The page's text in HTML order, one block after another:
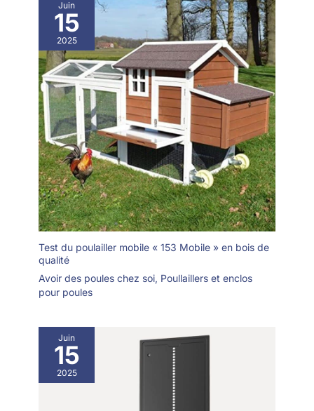
Juin
15
2025
Test du poulailler mobile « 153 Mobile » en bois de
qualité
Avoir des poules chez soi, Poullaillers et enclos
pour poules
Juin
15
2025